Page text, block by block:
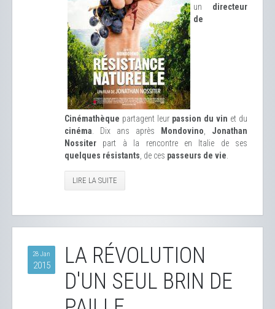
un directeur
de
Cinémathèque partagent leur passion du vin et du
cinéma . Dix ans après Mondovino
Jonathan
Nossiter part à la rencontre en Italie de ses
quelques résistants , de ces passeurs de vie
LIRE LA SUITE
28 Jan
2015
LA RÉVOLUTION
D'UN SEUL BRIN DE